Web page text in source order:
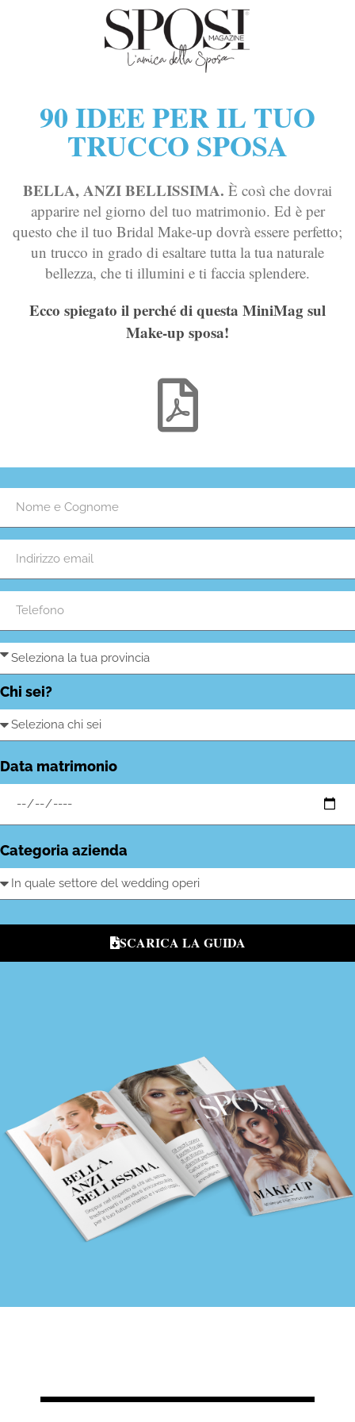
90 IDEE PER IL TUO
TRUCCO SPOSA
BELLA, ANZI BELLISSIMA. È così che dovrai
apparire nel giorno del tuo matrimonio. Ed è per
questo che il tuo Bridal Make-up dovrà essere perfetto;
un trucco in grado di esaltare tutta la tua naturale
bellezza, che ti illumini e ti faccia splendere.
Ecco spiegato il perché di questa MiniMag sul
Make-up sposa!
Chi sei?
Data matrimonio
Categoria azienda
SCARICA LA GUIDA